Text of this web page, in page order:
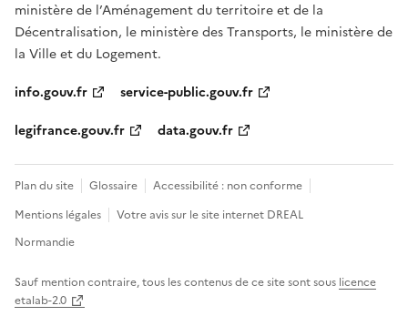
ministère de l’Aménagement du territoire et de la
Décentralisation, le ministère des Transports, le ministère de
la Ville et du Logement.
info.gouv.fr
service-public.gouv.fr
legifrance.gouv.fr
data.gouv.fr
Plan du site Glossaire
Accessibilité : non conforme
Mentions légales
Votre avis sur le site internet DREAL
Normandie
Sauf mention contraire, tous les contenus de ce site sont sous licence
etalab-2.0